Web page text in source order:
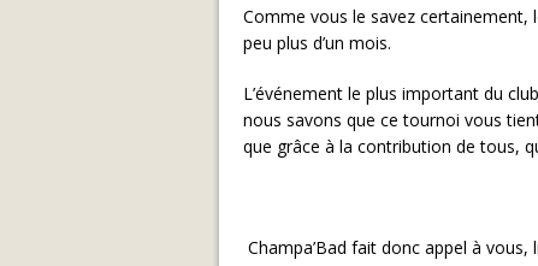
Comme vous le savez certainement,
peu plus d’un mois.
L’événement le plus important du
nous savons que ce tournoi vous
que grâce à la contribution de tous,
Champa’Bad fait donc appel à